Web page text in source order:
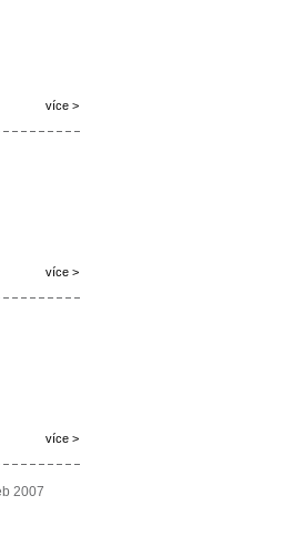
více >
více >
více >